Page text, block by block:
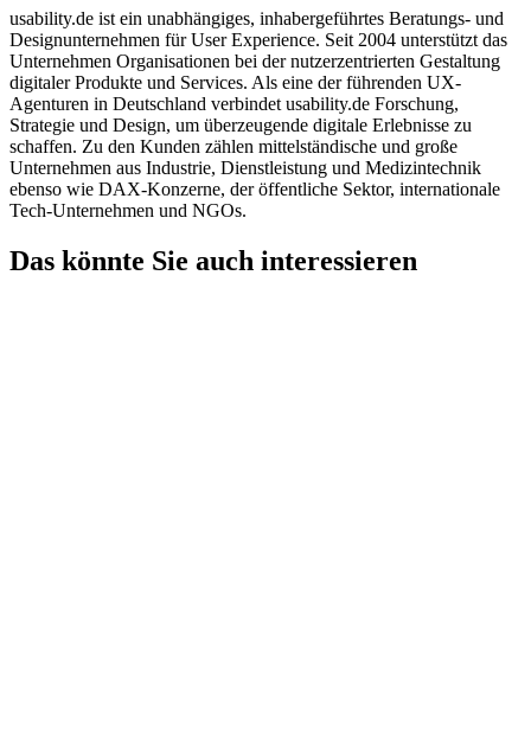
usability.de ist ein unabhängiges, inhabergeführtes Beratungs- und
Designunternehmen für User Experience. Seit 2004 unterstützt das
Unternehmen Organisationen bei der nutzerzentrierten Gestaltung
digitaler Produkte und Services. Als eine der führenden UX-
Agenturen in Deutschland verbindet usability.de Forschung,
Strategie und Design, um überzeugende digitale Erlebnisse zu
schaffen. Zu den Kunden zählen mittelständische und große
Unternehmen aus Industrie, Dienstleistung und Medizintechnik
ebenso wie DAX-Konzerne, der öffentliche Sektor, internationale
Tech-Unternehmen und NGOs.
Das könnte Sie auch interessieren